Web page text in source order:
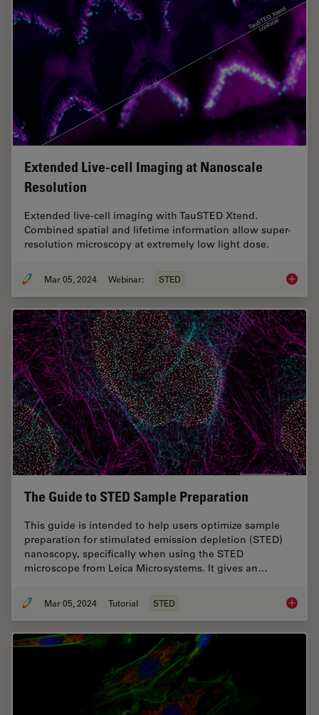
Extended Live-cell Imaging at Nanoscale
Resolution
Extended live-cell imaging with TauSTED Xtend.
Combined spatial and lifetime information allow super-
resolution microscopy at extremely low light dose.
Mar 05, 2024 Webinar: STED
The Guide to STED Sample Preparation
This guide is intended to help users optimize sample
preparation for stimulated emission depletion (STED)
nanoscopy, specifically when using the STED
microscope from Leica Microsystems. It gives an…
Mar 05, 2024 Tutorial STED The